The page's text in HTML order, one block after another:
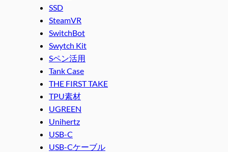
SSD
SteamVR
SwitchBot
Swytch Kit
Sペン活用
Tank Case
THE FIRST TAKE
TPU素材
UGREEN
Unihertz
USB-C
USB-Cケーブル